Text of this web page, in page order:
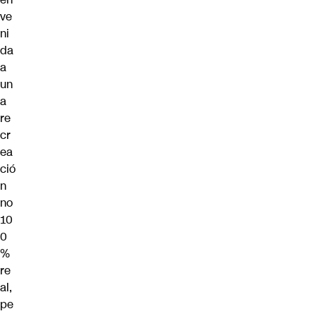
ve
ni
da
a
un
a
re
cr
ea
ció
n
no
10
0
%
re
al,
pe